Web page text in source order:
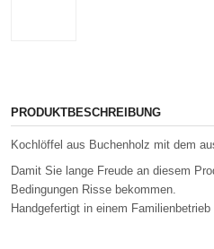
PRODUKTBESCHREIBUNG
Kochlöffel aus Buchenholz mit dem
Damit Sie lange Freude an diesem
Bedingungen Risse bekommen.
Handgefertigt in einem Familienbetrieb